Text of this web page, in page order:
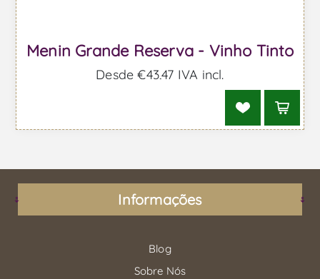
Menin Grande Reserva - Vinho Tinto
Desde €43,47 IVA incl.
Informações
Blog
Sobre Nós